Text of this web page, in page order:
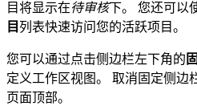
目将显示在待审核下。 您还可以
目 列表快速访问您的活跃项目。
您可以通过点击侧边栏左下角的
定义工作区视图。 取消固定侧边
页面顶部。